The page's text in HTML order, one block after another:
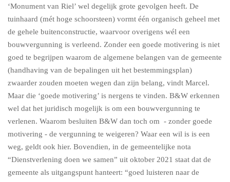
‘Monument van Riel’ wel degelijk grote gevolgen heeft. De
tuinhaard (mét hoge schoorsteen) vormt één organisch geheel met
de gehele buitenconstructie, waarvoor overigens wél een
bouwvergunning is verleend. Zonder een goede motivering is niet
goed te begrijpen waarom de algemene belangen van de gemeente
(handhaving van de bepalingen uit het bestemmingsplan)
zwaarder zouden moeten wegen dan zijn belang, vindt Marcel.
Maar die ‘goede motivering’ is nergens te vinden. B&W erkennen
wel dat het juridisch mogelijk is om een bouwvergunning te
verlenen. Waarom besluiten B&W dan toch om - zonder goede
motivering - de vergunning te weigeren? Waar een wil is is een
weg, geldt ook hier. Bovendien, in de gemeentelijke nota
“Dienstverlening doen we samen” uit oktober 2021 staat dat de
gemeente als uitgangspunt hanteert: “goed luisteren naar de